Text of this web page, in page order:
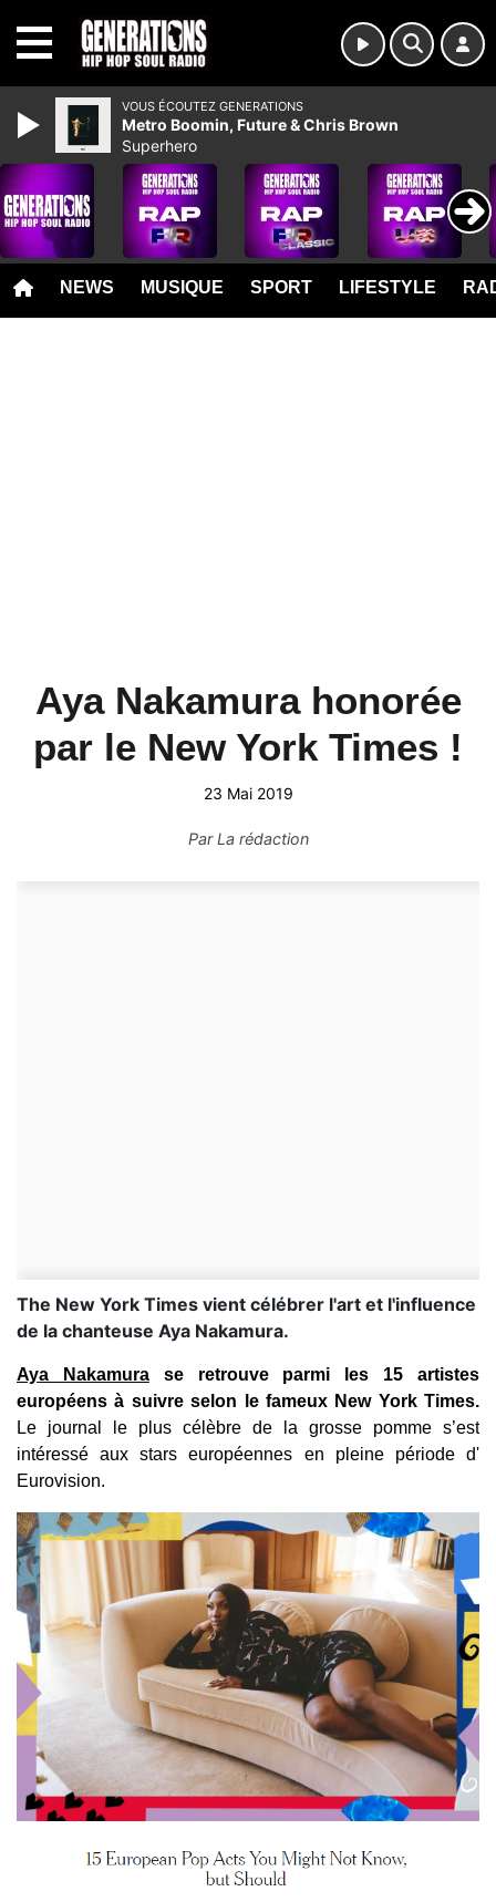
NEWS MUSIQUE SPORT LIFESTYLE
Aya Nakamura honorée
par le New York Times !
23 Mai 2019
ParLa rédaction
The New York Times vient célébrer l'art et l'influence
de la chanteuse Aya Nakamura.
Aya Nakamurase retrouve parmi les 15 artistes
européens à suivre selon le fameux New York Times.
Le journal le plus célèbre de la grosse pomme s’est
intéressé aux stars européennes en pleine période d'
Eurovision.
VOUS ÉCOUTEZ GENERATIONS
Metro Boomin, Future & Chris Brown
Superhero